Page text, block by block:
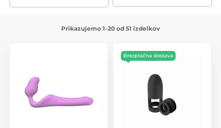
Prikazujemo 1-20 od 51 izdelkov
Brezplačna dostava